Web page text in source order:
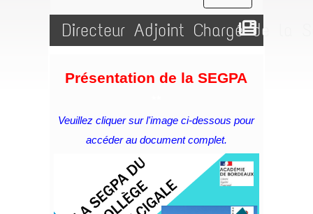
Directeur Adjoint Chargé de la
Présentation de la SEGPA
Veuillez cliquer sur l'image ci-dessous pour
accéder au document complet.